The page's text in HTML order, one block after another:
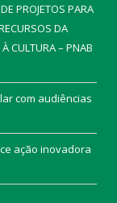
PROJETOS PARA
DA
CULTURA – PNAB
com audiências
ação inovadora